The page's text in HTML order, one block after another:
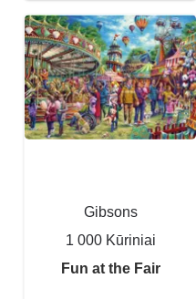
Gibsons
1 000 Kūriniai
Fun at the Fair